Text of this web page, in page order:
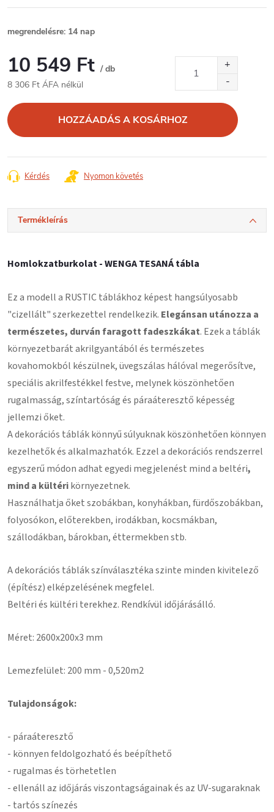
megrendelésre: 14 nap
10 549 Ft / db
8 306 Ft ÁFA nélkül
HOZZÁADÁS A KOSÁRHOZ
Kérdés Nyomon követés
Termékleírás
Homlokzatburkolat - WENGA TESANÁ tábla
Ez a modell a RUSTIC táblákhoz képest hangsúlyosabb
"cizellált" szerkezettel rendelkezik. Elegánsan utánozza a
természetes, durván faragott fadeszkákat. Ezek a táblák
környezetbarát akrilgyantából és természetes
kovahomokból készülnek, üvegszálas hálóval megerősítve,
speciális akrilfestékkel festve, melynek köszönhetően
rugalmasság, színtartóság és páraáteresztő képesség
jellemzi őket.
A dekorációs táblák könnyű súlyuknak köszönhetően könnyen
kezelhetők és alkalmazhatók. Ezzel a dekorációs rendszerrel
egyszerű módon adhat egyedi megjelenést mind a beltéri,
mind a kültérikörnyezetnek.
Használhatja őket szobákban, konyhákban, fürdőszobákban,
folyosókon, előterekben, irodákban, kocsmákban,
szállodákban, bárokban, éttermekben stb.
A dekorációs táblák színválasztéka szinte minden kivitelező
(építész) elképzelésének megfelel.
Beltéri és kültéri terekhez. Rendkívül időjárásálló.
Méret: 2600x200x3 mm
Lemezfelület: 200 mm - 0,520m2
Tulajdonságok:
- páraáteresztő
- könnyen feldolgozható és beépíthető
- rugalmas és törhetetlen
- ellenáll az időjárás viszontagságainak és az UV-sugaraknak
- tartós színezés